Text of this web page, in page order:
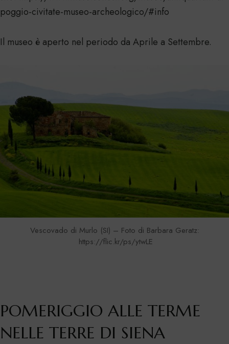
poggio-civitate-museo-archeologico/#info
Il museo è aperto nel periodo da Aprile a Settembre.
Vescovado di Murlo (SI) – Foto di Barbara Geratz:
https://flic.kr/ps/ytwLE
POMERIGGIO ALLE TERME
NELLE TERRE DI SIENA